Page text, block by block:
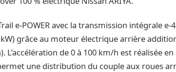
e-POWER avec la transmission intégrale
grâce au moteur électrique arrière
L’accélération de 0 à 100 km/h est réalisée
une distribution du couple aux roues